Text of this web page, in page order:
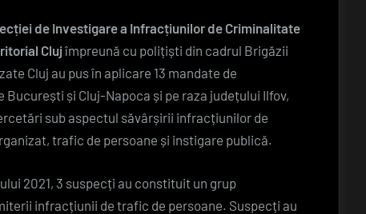
patron
apropiat
fraților
de Investigare a Infracțiunilor de Criminalitate
Clujîmpreună cu polițiști din cadrul Brigăzii
Cluj au pus în aplicare 13 mandate de
și Cluj-Napoca și pe raza județului Ilfov,
sub aspectul săvârșirii infracțiunilor de
trafic de persoane și instigare publică.
2021, 3 suspecți au constituit un grup
infracțiunii de trafic de persoane. Suspecți au